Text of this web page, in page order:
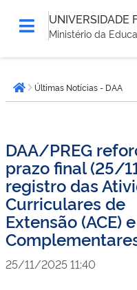
UNIVERSIDADE
Ministério da
está
aqui:Página inicial
Últimas Notícias - DAA
DAA/PREG
prazo final (25/
registro das
Curriculares de
Extensão (ACE)
25/11/2025 11:40